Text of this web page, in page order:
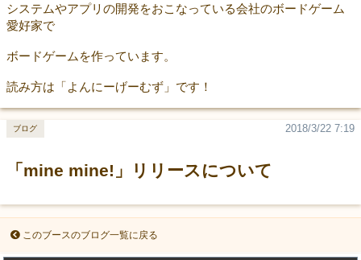
システムやアプリの開発をおこなっている会社のボードゲーム
愛好家で
ボードゲームを作っています。
読み方は「よんにーげーむず」です！
「mine mine!」リリースについて
2018/3/22 7:19
ブログ
このブースのブログ一覧に戻る